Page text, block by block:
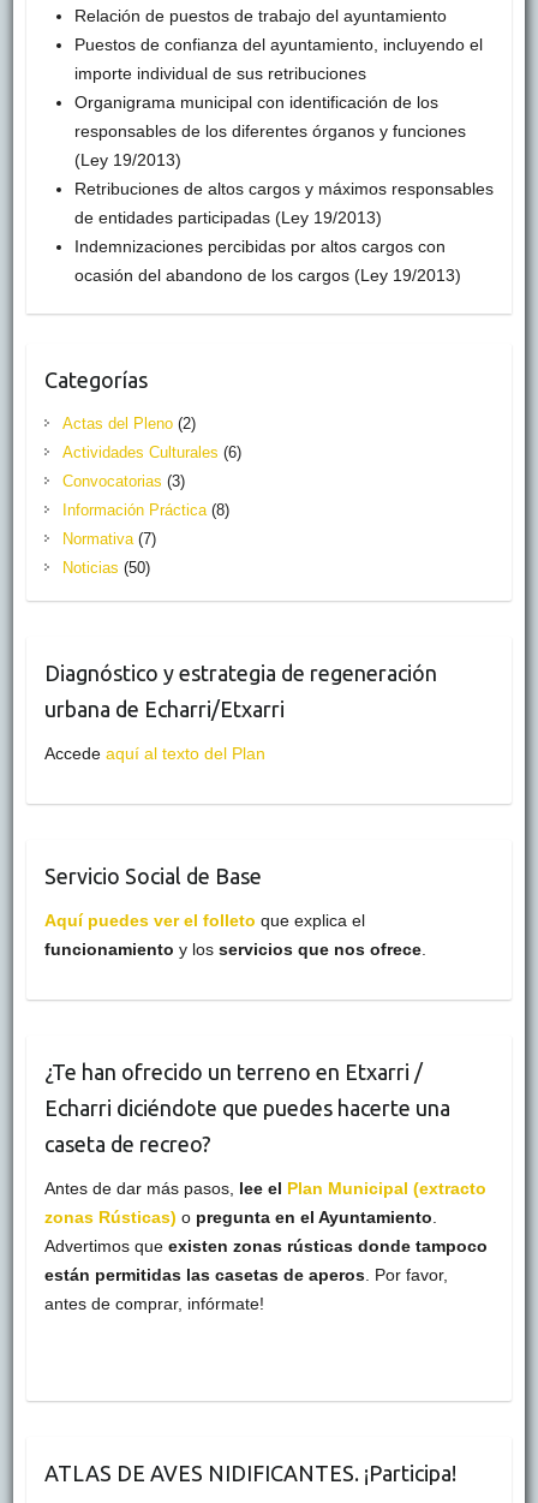
Relación de puestos de trabajo del ayuntamiento
Puestos de confianza del ayuntamiento, incluyendo el
importe individual de sus retribuciones
Organigrama municipal con identificación de los
responsables de los diferentes órganos y funciones
(Ley 19/2013)
Retribuciones de altos cargos y máximos responsables
de entidades participadas (Ley 19/2013)
Indemnizaciones percibidas por altos cargos con
ocasión del abandono de los cargos (Ley 19/2013)
Categorías
Actas del Pleno(2)
Actividades Culturales (6)
Convocatorias (3)
Información Práctica(8)
Normativa(7)
Noticias (50)
Diagnóstico y estrategia de regeneración
urbana de Echarri/Etxarri
Accede aquí al texto del Plan
Servicio Social de Base
Aquí puedes ver el folleto que explica el
funcionamiento y los servicios que nos ofrece.
¿Te han ofrecido un terreno en Etxarri /
Echarri diciéndote que puedes hacerte una
caseta de recreo?
Antes de dar más pasos, lee el Plan Municipal (extracto
zonas Rústicas) o pregunta en el Ayuntamiento.
Advertimos que existen zonas rústicas donde tampoco
están permitidas las casetas de aperos. Por favor,
antes de comprar, infórmate!
ATLAS DE AVES NIDIFICANTES. ¡Participa!